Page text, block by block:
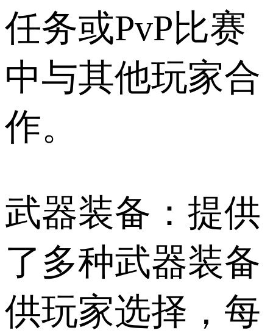
任务或PvP比赛
中与其他玩家合
作。
武器装备：提供
了多种武器装备
供玩家选择，每